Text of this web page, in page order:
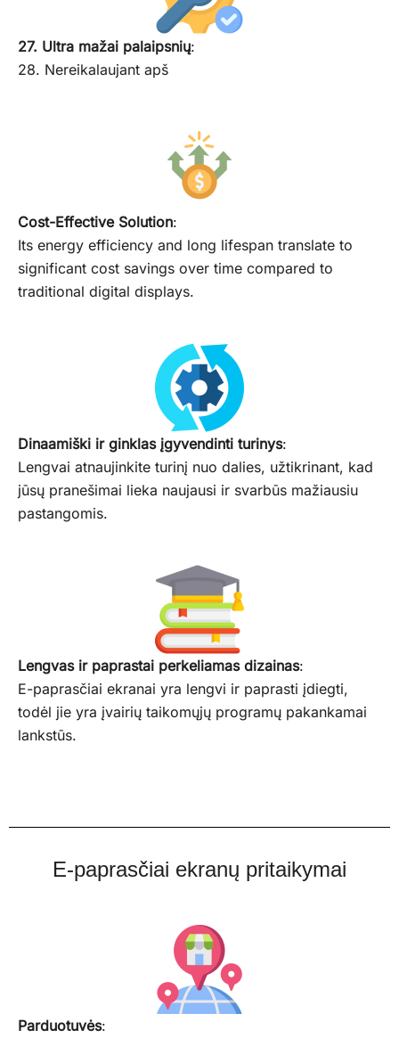
27. Ultra mažai palaipsnių:
28. Nereikalaujant apš
Cost-Effective Solution:
Its energy efficiency and long lifespan translate to
significant cost savings over time compared to
traditional digital displays.
Dinaamiški ir ginklas įgyvendinti turinys:
Lengvai atnaujinkite turinį nuo dalies, užtikrinant, kad
jūsų pranešimai lieka naujausi ir svarbūs mažiausiu
pastangomis.
Lengvas ir paprastai perkeliamas dizainas:
E-paprasčiai ekranai yra lengvi ir paprasti įdiegti,
todėl jie yra įvairių taikomųjų programų pakankamai
lankstūs.
E-paprasčiai ekranų pritaikymai
Parduotuvės: